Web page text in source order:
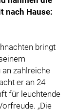
nach Hause:
bringt
zahlreiche
er an 24
für leuchtende
„Die